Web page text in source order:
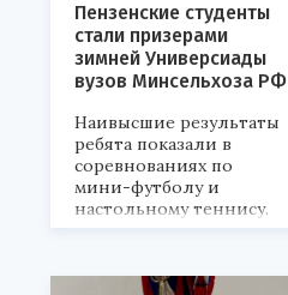
Пензенские студенты
стали призерами
зимней Универсиады
вузов Минсельхоза РФ
Наивысшие результаты
ребята показали в
соревнованиях по
мини-футболу и
настольному теннису.